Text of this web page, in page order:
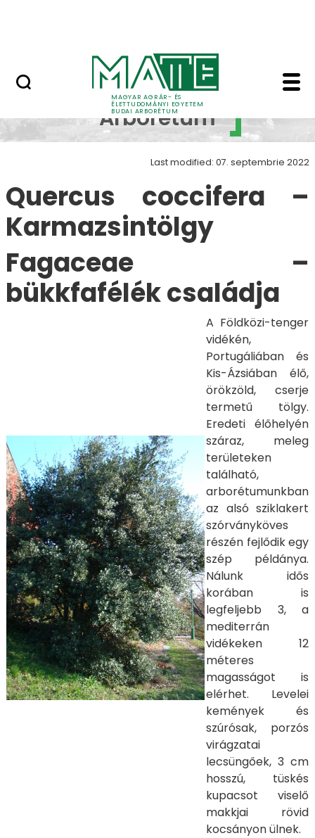
MAGYAR AGRÁR- ÉS
ÉLETTUDOMÁNYI EGYETEM
BUDAI ARBORÉTUM
Quercus coccifera -
Budai
Arborétum
Last modified: 07. septembrie 2022
Quercus coccifera –
Karmazsintölgy
Fagaceae –
bükkfafélék családja
A Földközi-tenger
vidékén,
Portugáliában és
Kis-Ázsiában élő,
örökzöld, cserje
termetű tölgy.
Eredeti élőhelyén
száraz, meleg
területeken
található,
arborétumunkban
az alsó sziklakert
szórványköves
részén fejlődik egy
szép példánya.
Nálunk idős
korában is
legfeljebb 3, a
mediterrán
vidékeken 12
méteres
magasságot is
elérhet. Levelei
kemények és
szúrósak, porzós
virágzatai
lecsüngőek, 3 cm
hosszú, tüskés
kupacsot viselő
makkjai rövid
kocsányon ülnek.